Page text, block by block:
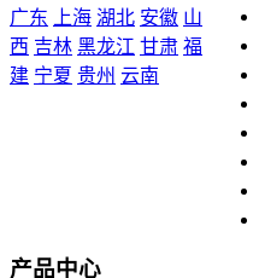
产品中心
广东
上海 湖北 安徽 山
西 吉林 黑龙江 甘肃 福
建 宁夏 贵州 云南